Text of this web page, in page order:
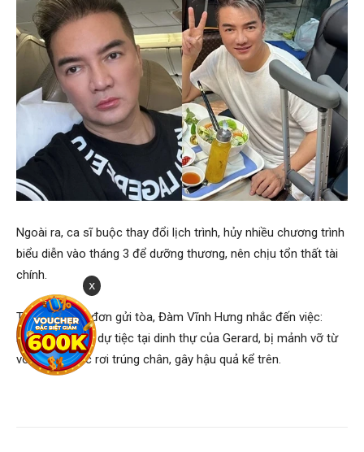
Ngoài ra, ca sĩ buộc thay đổi lịch trình, hủy nhiều chương trình
biểu diễn vào tháng 3 để dưỡng thương, nên chịu tổn thất tài
chính.
Trong 8 trang đơn gửi tòa, Đàm Vĩnh Hưng nhắc đến việc:
ngày 19/2, anh dự tiệc tại dinh thự của Gerard, bị mảnh vỡ từ
vòi phun nước rơi trúng chân, gây hậu quả kể trên.
x